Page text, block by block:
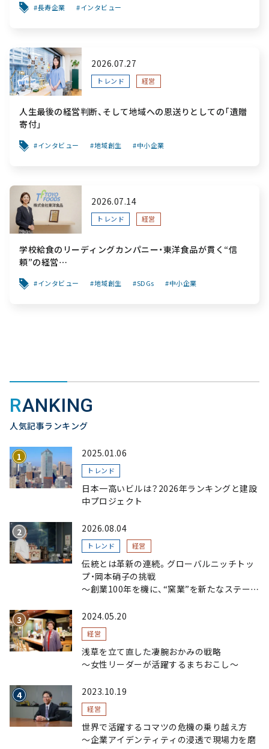
こだわり、ガラスを超える経営戦略～
長寿企業 インタビュー
2026.07.27
トレンド 経営
人生最後の経営判断、そして地域への恩送りとしての「遺贈
寄付」
インタビュー 地域創生 中小企業
2026.07.14
トレンド 経営
学校給食のリーディングカンパニー・東洋食品が貫く“信
頼”の経営
へ繋ぐ挑戦～
インタビュー 地域創生 SDGs 中小企業
RANKING
人気記事ランキング
2025.01.06
トレンド
日本一高いビルは？2026年ランキングと建設
中プロジェクト
2026.08.04
トレンド 経営
伝統とは革新の連続。グローバルニッチトッ
プ・岡本硝子の挑戦
～創業100年を機に、“窯業”を新たなステージ
略～
2024.05.20
経営
浅草を立て直した凄腕おかみの戦略
〜女性リーダーが活躍するまちおこし〜
2023.10.19
経営
世界で活躍するコマツの危機の乗り越え方
〜企業アイデンティティの浸透で現場力を磨